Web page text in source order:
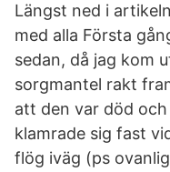
Längst ned i
med alla Första
sedan, då jag kom
sorgmantel rakt
att den var död
klamrade sig fast
flög iväg (ps